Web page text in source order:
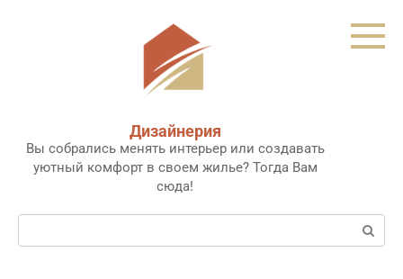
Дизайнерия
Вы собрались менять интерьер или создавать
уютный комфорт в своем жилье? Тогда Вам
сюда!
Поиск: